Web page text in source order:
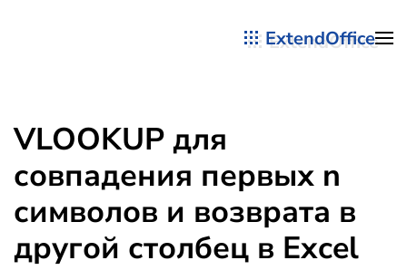
ExtendOffice
VLOOKUP для
совпадения первых n
символов и возврата в
другой столбец в Excel